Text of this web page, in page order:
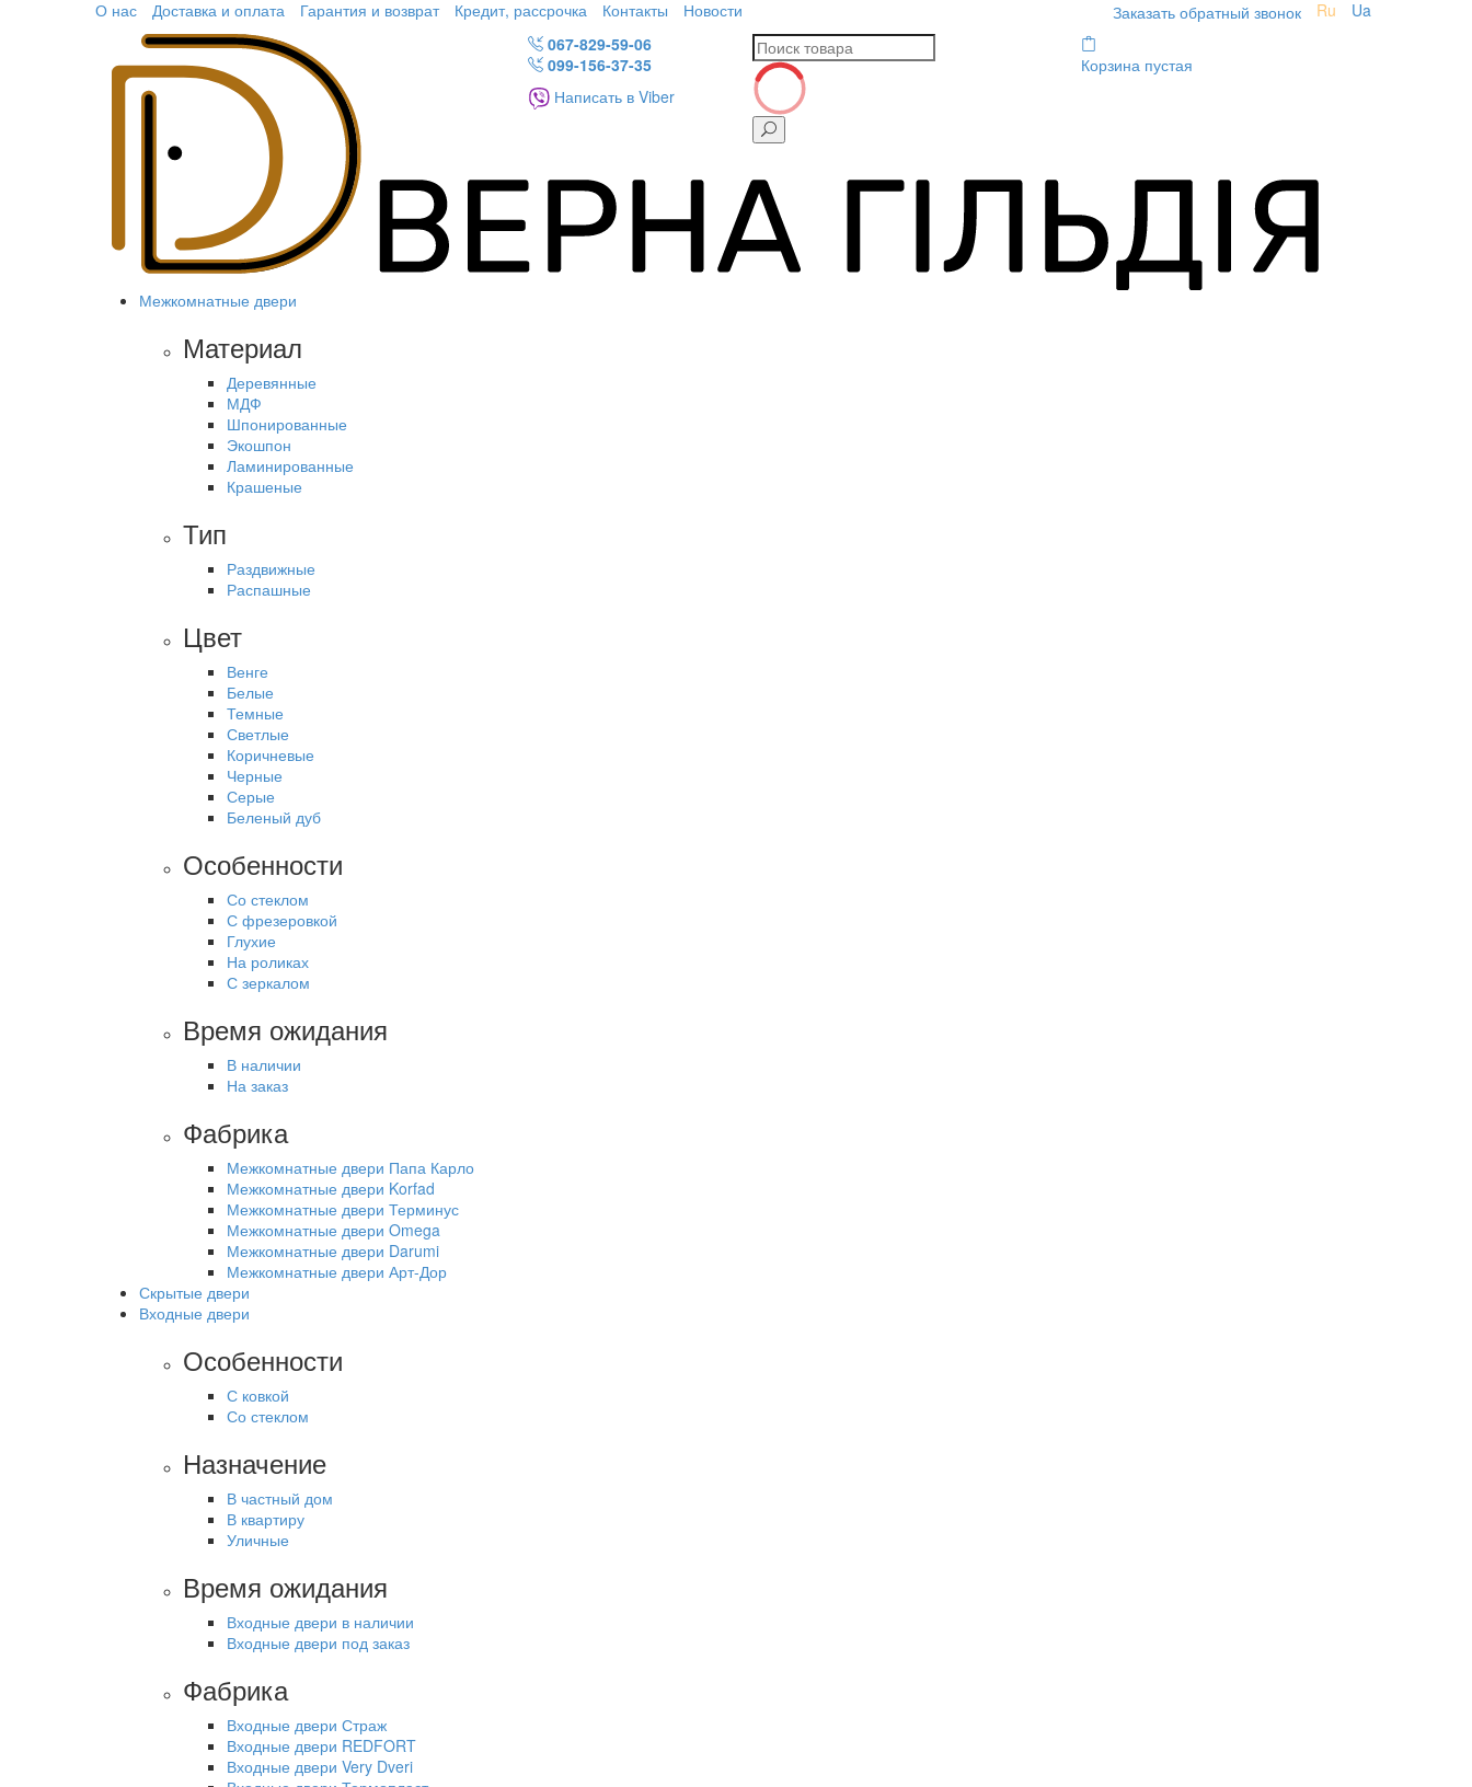
О нас Доставка и оплата Гарантия и возврат Кредит, рассрочка Контакты Новости Заказать обратный звонок Ru
Ua
067-829-59-06
099-156-37-35
Написать в Viber
Корзина пустая
Межкомнатные двери
Материал
Деревянные
МДФ
Шпонированные
Экошпон
Ламинированные
Крашеные
Тип
Раздвижные
Распашные
Цвет
Венге
Белые
Темные
Светлые
Коричневые
Черные
Серые
Беленый дуб
Особенности
Со стеклом
С фрезеровкой
Глухие
На роликах
С зеркалом
Время ожидания
В наличии
На заказ
Фабрика
Межкомнатные двери Папа Карло
Межкомнатные двери Korfad
Межкомнатные двери Терминус
Межкомнатные двери Omega
Межкомнатные двери Darumi
Межкомнатные двери Арт-Дор
Скрытые двери
Входные двери
Особенности
С ковкой
Со стеклом
Назначение
В частный дом
В квартиру
Уличные
Время ожидания
Входные двери в наличии
Входные двери под заказ
Фабрика
Входные двери Страж
Входные двери REDFORT
Входные двери Very Dveri